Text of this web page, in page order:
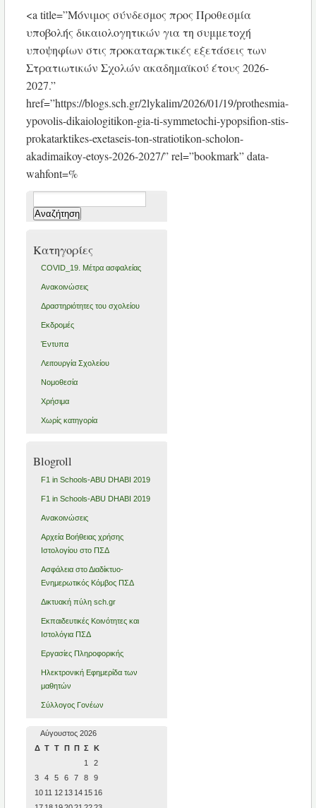
<a title=”Μόνιμος σύνδεσμος προς Προθεσμία
υποβολής δικαιολογητικών για τη συμμετοχή
υποψηφίων στις προκαταρκτικές εξετάσεις των
Στρατιωτικών Σχολών ακαδημαϊκού έτους 2026-
2027.”
href=”https://blogs.sch.gr/2lykalim/2026/01/19/prothesmia-
ypovolis-dikaiologitikon-gia-ti-symmetochi-ypopsifion-stis-
prokatarktikes-exetaseis-ton-stratiotikon-scholon-
akadimaikoy-etoys-2026-2027/” rel=”bookmark” data-
wahfont=%
για:
Kατηγορίες
COVID_19. Μέτρα ασφαλείας
Ανακοινώσεις
Δραστηριότητες του σχολείου
Εκδρομές
Έντυπα
Λειτουργία Σχολείου
Νομοθεσία
Χρήσιμα
Χωρίς κατηγορία
Blogroll
F1 in Schools-ABU DHABI 2019
F1 in Schools-ABU DHABI 2019
Ανακοινώσεις
Αρχεία Βοήθειας χρήσης
Ιστολογίου στο ΠΣΔ
Ασφάλεια στο Διαδίκτυο-
Ενημερωτικός Κόμβος ΠΣΔ
Δικτυακή πύλη sch.gr
Εκπαιδευτικές Κοινότητες και
Ιστολόγια ΠΣΔ
Εργασίες Πληροφορικής
Ηλεκτρονική Εφημερίδα των
μαθητών
Σύλλογος Γονέων
Αύγουστος 2026
Δ Τ Τ Π Π Σ
Κ
1
2
3
4 5 6 7 8
9
10 11 12 13 14 15 16